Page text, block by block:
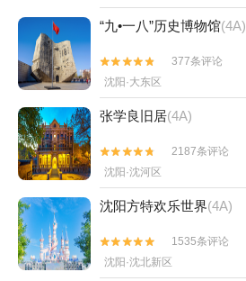
“九•一八”历史博物馆(4A)


377条评论
沈阳·大东区
张学良旧居(4A)


2187条评论
沈阳·沈河区
沈阳方特欢乐世界(4A)


1535条评论
沈阳·沈北新区